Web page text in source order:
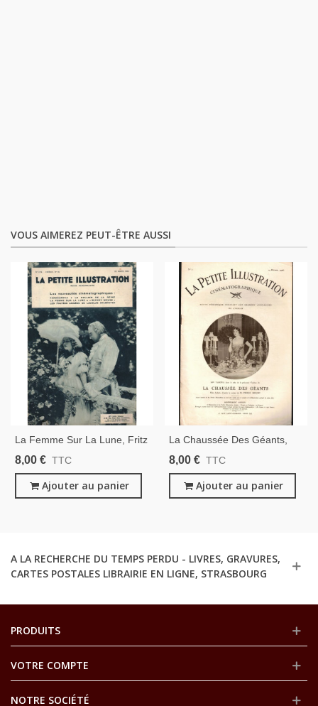
VOUS AIMEREZ PEUT-ÊTRE AUSSI
La Femme Sur La Lune, Fritz
Lang, Mickey Mouse,
Starévitch, Collier De La
Reine - Illustration 1930
8,00 € TTC
Ajouter au panier
La Chaussée Des Géants,
Film Aubert, Jean Durand,
Illustration
Cinématographique 5 1926
8,00 € TTC
Ajouter au panier
A LA RECHERCHE DU TEMPS PERDU - LIVRES, GRAVURES,
CARTES POSTALES LIBRAIRIE EN LIGNE, STRASBOURG
PRODUITS
VOTRE COMPTE
NOTRE SOCIÉTÉ